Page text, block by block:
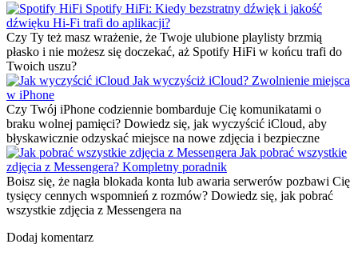
Spotify HiFi: Kiedy bezstratny dźwięk i jakość
dźwięku Hi-Fi trafi do aplikacji?
Czy Ty też masz wrażenie, że Twoje ulubione playlisty brzmią
płasko i nie możesz się doczekać, aż Spotify HiFi w końcu trafi do
Twoich uszu?
Jak wyczyściż iCloud? Zwolnienie miejsca
w iPhone
Czy Twój iPhone codziennie bombarduje Cię komunikatami o
braku wolnej pamięci? Dowiedz się, jak wyczyścić iCloud, aby
błyskawicznie odzyskać miejsce na nowe zdjęcia i bezpieczne
Jak pobrać wszystkie
zdjęcia z Messengera? Kompletny poradnik
Boisz się, że nagła blokada konta lub awaria serwerów pozbawi Cię
tysięcy cennych wspomnień z rozmów? Dowiedz się, jak pobrać
wszystkie zdjęcia z Messengera na
Dodaj komentarz